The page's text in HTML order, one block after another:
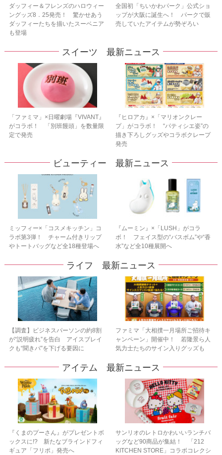
ダッフィー＆フレンズのハロウィー
ングッズ8．25発売！ 驚かせあう
ダッフィーたちを描いたスーベニア
も登場
全国初「ちいかわパーク」公式ショ
ップが大阪に誕生へ！ パークで販
売していたアイテムが勢ぞろい
スイーツ 最新ニュース
「ファミマ」×日曜劇場『VIVANT』
がコラボ！ 「別班饅頭」を数量限
定で発売
『ヒロアカ』×「マリオンクレー
プ」がコラボ！ “パティシエ姿”の
描き下ろしグッズやコラボクレープ
発売
ビューティー 最新ニュース
ミッフィー×「コスメキッチン」コ
ラボ第3弾！ チャーム付きリップ
やトートバッグなど全18種登場へ
『ムーミン』×「LUSH」がコラ
ボ！ フェイス型の“バスボム”や“香
水”など全10種展開へ
ライフ 最新ニュース
【調査】ビジネスパーソンの約8割
が“説明疲れ”を告白 アイスブレイ
クも“聞きパ”を下げる要因に
ファミマ「大相撲一月場所ご招待キ
ャンペーン」開催中！ 若隆景ら人
気力士たちのサイン入りグッズも
アイテム 最新ニュース
『くまのプーさん』がプレゼントボ
ックスに!? 新たなブラインドフィ
ギュア「フリポ」発売へ
サンリオのレトロかわいいランチバ
ッグなど90商品が集結！ 「212
KITCHEN STORE」コラボコレクシ